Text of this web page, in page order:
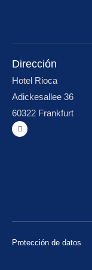
Dirección
Hotel Rioca
Adickesallee 36
60322 Frankfurt
Protección de datos